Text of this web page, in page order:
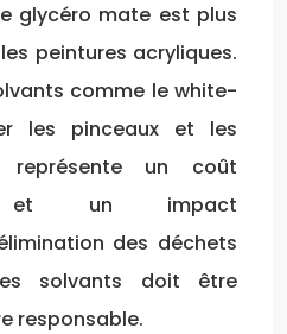
glycéro mate est plus
peintures acryliques.
comme le white-
les pinceaux et les
un coût
et un impact
des déchets
solvants doit être
responsable.